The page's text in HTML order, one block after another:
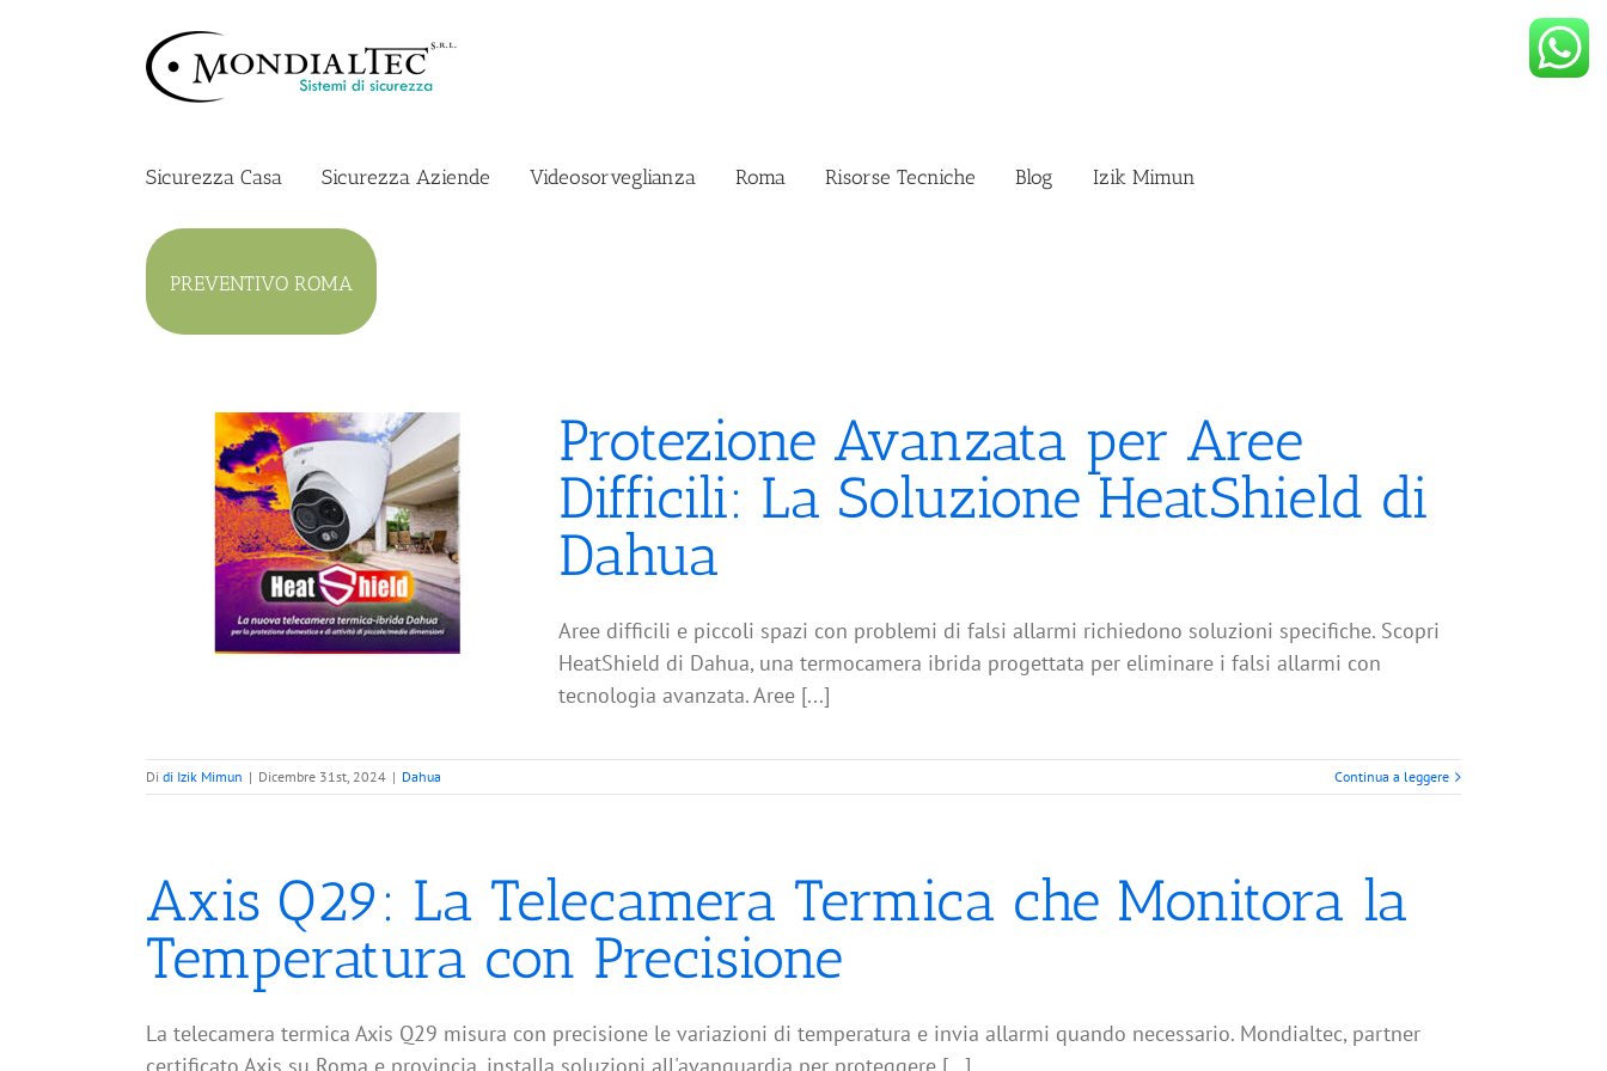
Sicurezza Casa Sicurezza Aziende Videosorveglianza Roma Risorse Tecniche Blog Izik Mimun
PREVENTIVO ROMA
Protezione Avanzata per Aree
Difficili: La Soluzione HeatShield di
Dahua
Aree difficili e piccoli spazi con problemi di falsi allarmi richiedono soluzioni specifiche. Scopri
HeatShield di Dahua, una termocamera ibrida progettata per eliminare i falsi allarmi con
tecnologia avanzata. Aree [...]
Di di Izik Mimun | Dicembre 31st, 2024 | Dahua Continua a leggere
Axis Q29: La Telecamera Termica che Monitora la
Temperatura con Precisione
La telecamera termica Axis Q29 misura con precisione le variazioni di temperatura e invia allarmi quando necessario. Mondialtec, partner